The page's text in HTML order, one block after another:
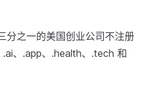
分之一的美国创业公司不注册
、.app、.health、.tech 和